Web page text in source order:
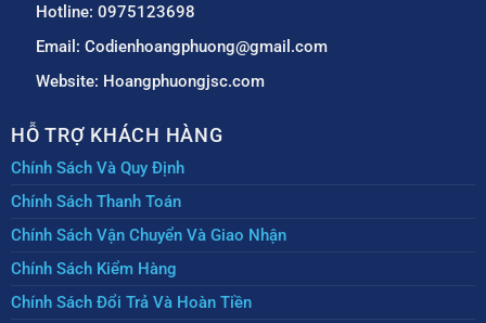
Hotline: 0975123698
Email: Codienhoangphuong@gmail.com
Website: Hoangphuongjsc.com
HỖ TRỢ KHÁCH HÀNG
Chính Sách Và Quy Định
Chính Sách Thanh Toán
Chính Sách Vận Chuyển Và Giao Nhận
Chính Sách Kiểm Hàng
Chính Sách Đổi Trả Và Hoàn Tiền